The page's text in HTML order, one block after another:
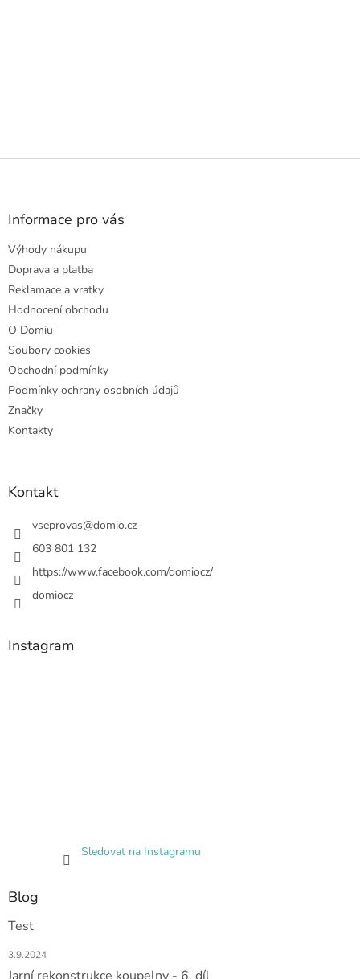
Z
Informace pro vás
Výhody nákupu
Doprava a platba
Reklamace a vratky
Hodnocení obchodu
O Domiu
Soubory cookies
Obchodní podmínky
Podmínky ochrany osobních údajů
Značky
Kontakty
Kontakt
vseprovas@domio.cz
603 801 132
https://www.facebook.com/domiocz/
domiocz
Instagram
Sledovat na Instagramu
Blog
Test
3.9.2024